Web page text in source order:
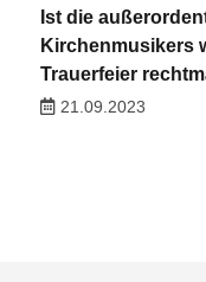
Ist die
Kirchenmusikers
Trauerfeier
21.09.2023